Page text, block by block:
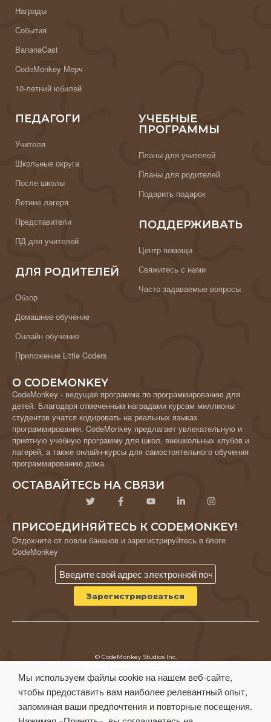
Награды
События
BananaCast
CodeMonkey Мерч
10-летний юбилей
ПЕДАГОГИ
Учителя
Школьные округа
После школы
Летние лагеря
Представители
ПД для учителей
ДЛЯ РОДИТЕЛЕЙ
Обзор
Домашнее обучение
Онлайн обучение
Приложение Little Coders
УЧЕБНЫЕ
ПРОГРАММЫ
Планы для учителей
Планы для родителей
Подарить подарок
ПОДДЕРЖИВАТЬ
Центр помощи
Свяжитесь с нами
Часто задаваемые вопросы
О CODEMONKEY
CodeMonkey - ведущая программа по программированию для
детей. Благодаря отмеченным наградами курсам миллионы
студентов учатся кодировать на реальных языках
программирования. CodeMonkey предлагает увлекательную и
приятную учебную программу для школ, внешкольных клубов и
лагерей, а также онлайн-курсы для самостоятельного обучения
программированию дома.
ОСТАВАЙТЕСЬ НА СВЯЗИ
ПРИСОЕДИНЯЙТЕСЬ К CODEMONKEY!
Отдохните от ловли бананов и зарегистрируйтесь в блоге
CodeMonkey
© CodeMonkey Studios Inc.
Условия использования
Мы используем файлы cookie на нашем веб-сайте,
чтобы предоставить вам наиболее релевантный опыт,
запоминая ваши предпочтения и повторные посещения.